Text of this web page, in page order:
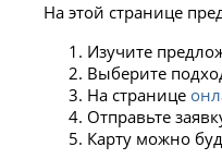
На этой странице
Изучите
Выберите
На странице
Отправьте
Карту можно